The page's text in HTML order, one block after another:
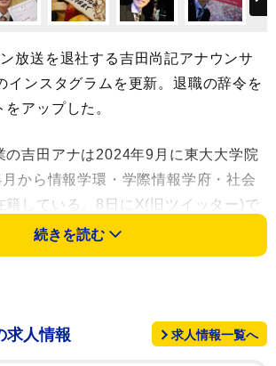
放送を退社する吉田尚記アナウンサ
インスタグラムを更新。退職の辞令を
アップした。
吉田アナは2024年9月に東大大学院
から情報学環・学際情報学府・社会
籍している。8日にX(旧ツイッター)で
ニッポン放送を卒業します」と今月末
「もともと、やりたいことだらけの人
「今日、会社を辞めるアナウンサ
続きを読む
求人情報 求人情報一覧へ